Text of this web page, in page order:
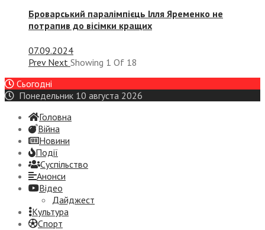
Броварський паралімпієць Ілля Яременко не
потрапив до вісімки кращих
07.09.2024
Prev Next Showing 1 Of 18
Сьогодні
Понедельник 10 августа 2026
Головна
Війна
Новини
Події
Суспiльство
Анонси
Відео
Дайджест
Культура
Спорт